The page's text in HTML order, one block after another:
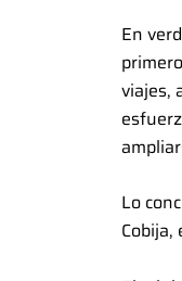
En
viajes,
Lo